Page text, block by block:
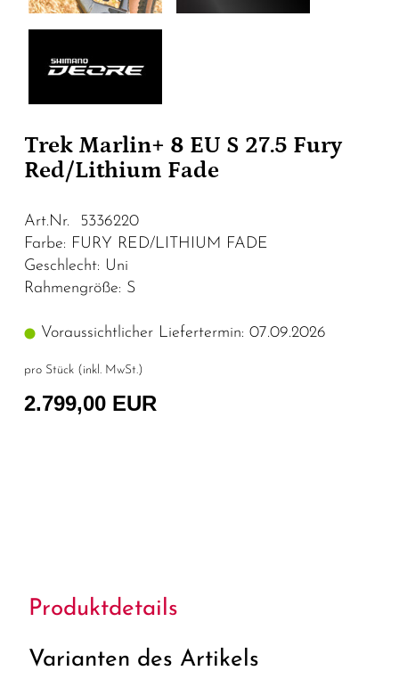
Trek Marlin+ 8 EU S 27.5 Fury
Red/Lithium Fade
Art.Nr. 5336220
Farbe: FURY RED/LITHIUM FADE
Geschlecht: Uni
Rahmengröße: S
Voraussichtlicher Liefertermin: 07.09.2026
pro Stück (inkl. MwSt.)
2.799,00 EUR
Produktdetails
Varianten des Artikels